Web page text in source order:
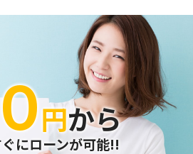
円から
にローンが可能!!